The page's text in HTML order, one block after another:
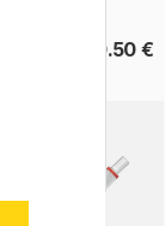
60.50 €